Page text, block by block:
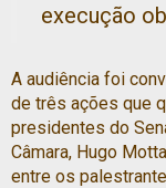
execução
A audiência foi
de três ações que
presidentes do
Câmara, Hugo
entre os